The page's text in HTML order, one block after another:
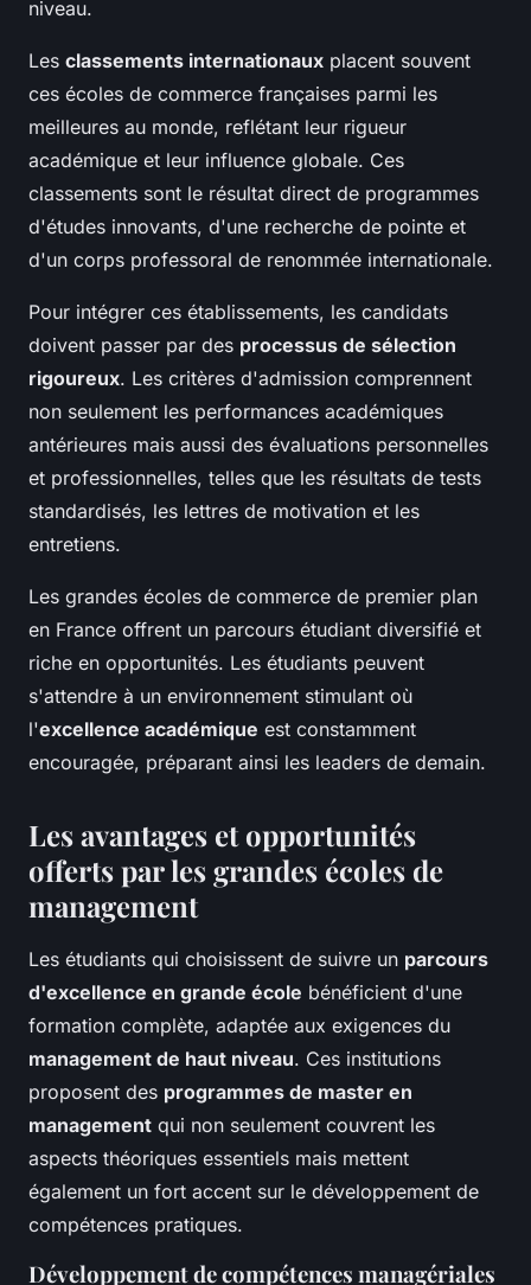
niveau.
Les classements internationaux placent souvent
ces écoles de commerce françaises parmi les
meilleures au monde, reflétant leur rigueur
académique et leur influence globale. Ces
classements sont le résultat direct de programmes
d'études innovants, d'une recherche de pointe et
d'un corps professoral de renommée internationale.
Pour intégrer ces établissements, les candidats
doivent passer par des processus de sélection
rigoureux. Les critères d'admission comprennent
non seulement les performances académiques
antérieures mais aussi des évaluations personnelles
et professionnelles, telles que les résultats de tests
standardisés, les lettres de motivation et les
entretiens.
Les grandes écoles de commerce de premier plan
en France offrent un parcours étudiant diversifié et
riche en opportunités. Les étudiants peuvent
s'attendre à un environnement stimulant où
l'excellence académique est constamment
encouragée, préparant ainsi les leaders de demain.
Les avantages et opportunités
offerts par les grandes écoles de
management
Les étudiants qui choisissent de suivre un parcours
d'excellence en grande école bénéficient d'une
formation complète, adaptée aux exigences du
management de haut niveau. Ces institutions
proposent des programmes de master en
management qui non seulement couvrent les
aspects théoriques essentiels mais mettent
également un fort accent sur le développement de
compétences pratiques.
Développement de compétences managériales